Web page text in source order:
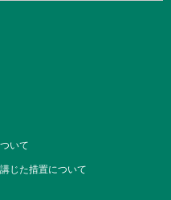
いて
じた措置について